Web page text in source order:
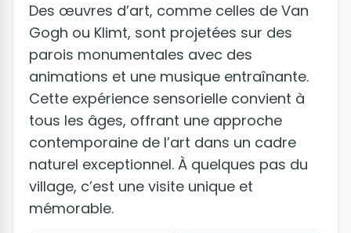
Des œuvres d’art, comme celles de Van
Gogh ou Klimt, sont projetées sur des
parois monumentales avec des
animations et une musique entraînante.
Cette expérience sensorielle convient à
tous les âges, offrant une approche
contemporaine de l’art dans un cadre
naturel exceptionnel. À quelques pas du
village, c’est une visite unique et
mémorable.